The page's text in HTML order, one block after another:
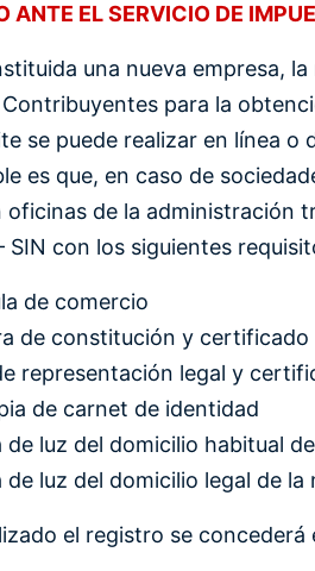
ANTE EL SERVICIO DE
una nueva empresa,
para la
se puede realizar en línea o
es que, en caso de
oficinas de la administración
SIN con los siguientes
de comercio
de constitución y
representación legal y
de carnet de identidad
de luz del domicilio habitual
de luz del domicilio legal de la
el registro se